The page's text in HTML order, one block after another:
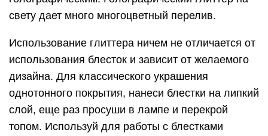
свету дает много многоцветный перелив.
Использование глиттера ничем не отличается от
использования блесток и зависит от желаемого
дизайна. Для классического украшения
однотонного покрытия, нанеси блестки на липкий
слой, еще раз просуши в лампе и перекрой
топом. Используй для работы с блестками